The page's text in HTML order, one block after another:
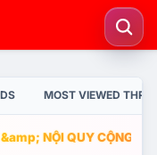
MOST VIEWED
NỘI QUY CỘNG